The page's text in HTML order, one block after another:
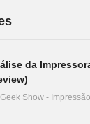
da
Show -